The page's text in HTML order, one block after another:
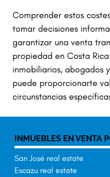
Comprender estos
tomar decisiones
garantizar una venta
propiedad en Costa
inmobiliarios, abogados
puede proporcionarte
circunstancias
INMUEBLES EN VENTA
San José real estate
Escazu real estate